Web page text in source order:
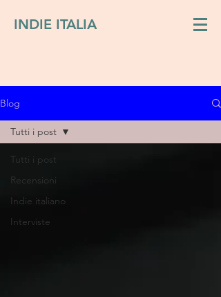
INDIE ITALIA
Blog
Tutti i post
Recensioni
Indie italiano
Interviste
Tutti i post